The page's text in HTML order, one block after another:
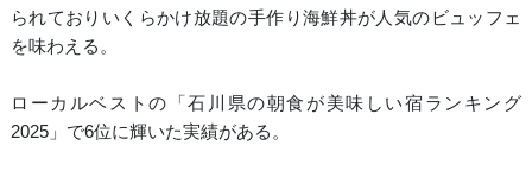
られておりいくらかけ放題の手作り海鮮丼が人気のビュッフェ
を味わえる。
ローカルベストの「石川県の朝食が美味しい宿ランキング
2025」で6位に輝いた実績がある。